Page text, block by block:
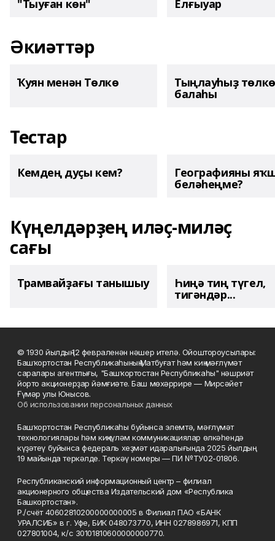
"Тыуған көн" Елғыуар
Әкиәттәр
Ҡуян менән Төлкө Тыңлауһыҙ төлкө
балаһы
Тестар
Кемдең дуҫы кем? Географияны
беләһеңме?
Күңелдәрҙең иләҫ-миләҫ
сағы
Трамвайҙағы танышыу Һиңә тиң түгел,
тигәндәр...
© 1930 йылдың 12 февраленән нәшер ителә. Ойоштороусылары:
Башҡортостан Республикаһының Матбуғат һәм киң мәғлүмәт
саралары агентлығы, "Башҡортостан Республикаһы" нәшриәт
йорто акционерҙар йәмғиәте. Баш мөхәррире — Мирсәйет
Ғүмәр улы Юнысов.
Об использовании персональных данных
Башҡортостан Республикаһы буйынса элемтә, мәғлүмәт
технологиялары һәм киңкүләм коммуникациялар өлкәһендә
күҙәтеү буйынса федераль хеҙмәт идаралығында 2025 йылдың
19 майында теркәлде. Теркәү номеры — ПИ №ТУ02-01806.
Республиканский информационный центр – филиал
акционерного общества Издательский дом «Республика
Башкортостан».
Р./счёт 40602810200000000005 в Филиал ПАО «БАНК
УРАЛСИБ» в г. Уфе, БИК 048073770, ИНН 0278986971, КПП
027801004, к/с 30101810600000000770.